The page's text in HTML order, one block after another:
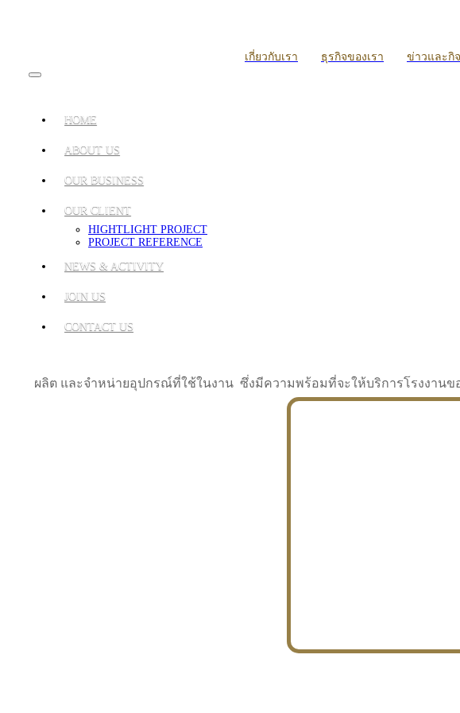
เกี่ยวกับเรา ธุรกิจของเรา ข่าวและกิ
HOME
ABOUT US
OUR BUSINESS
OUR CLIENT
HIGHTLIGHT PROJECT
PROJECT REFERENCE
NEWS & ACTIVITY
JOIN US
CONTACT US
ผลิต และจำหน่ายอุปกรณ์ที่ใช้ในงาน ซึ่งมีความพร้อมที่จะให้บริการโรงงานข